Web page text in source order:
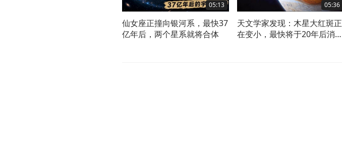
05:13
仙女座正撞向银河系，最快37
亿年后，两个星系就将合体
05:36
天文学家发现：木星大红斑正
在变小，最快将于20年后消